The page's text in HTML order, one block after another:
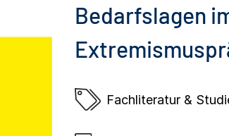
Bedarfslagen
Fachliteratur &